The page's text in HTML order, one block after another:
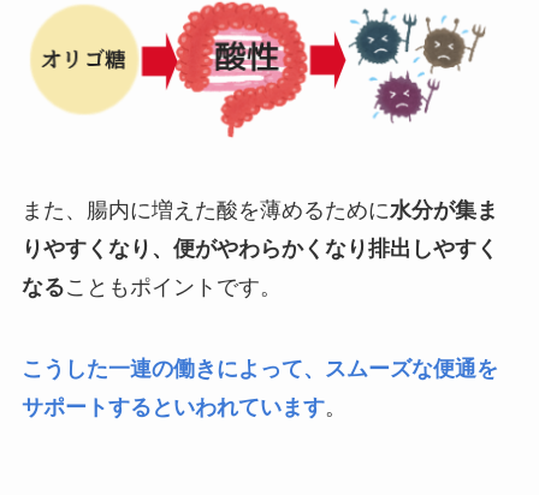
また、腸内に増えた酸を薄めるために水分が集ま
りやすくなり、便がやわらかくなり排出しやすく
なることもポイントです。
こうした一連の働きによって、スムーズな便通を
サポートするといわれています。